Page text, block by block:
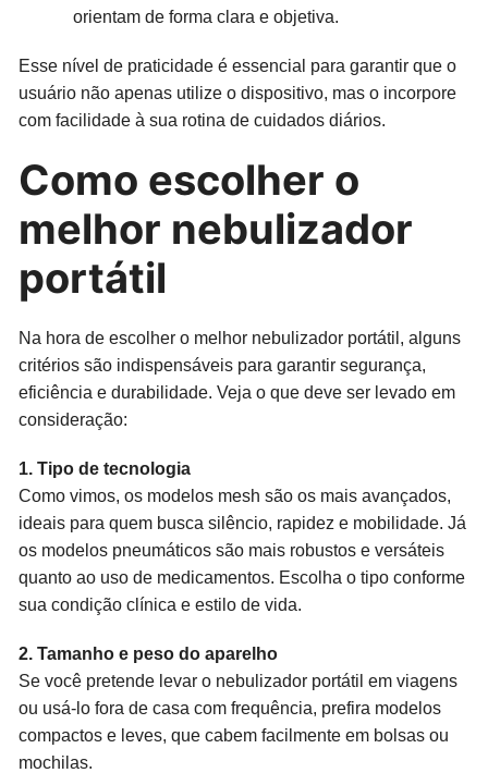
orientam de forma clara e objetiva.
Esse nível de praticidade é essencial para garantir que o
usuário não apenas utilize o dispositivo, mas o incorpore
com facilidade à sua rotina de cuidados diários.
Como escolher o
melhor nebulizador
portátil
Na hora de escolher o melhor nebulizador portátil, alguns
critérios são indispensáveis para garantir segurança,
eficiência e durabilidade. Veja o que deve ser levado em
consideração:
1. Tipo de tecnologia
Como vimos, os modelos mesh são os mais avançados,
ideais para quem busca silêncio, rapidez e mobilidade. Já
os modelos pneumáticos são mais robustos e versáteis
quanto ao uso de medicamentos. Escolha o tipo conforme
sua condição clínica e estilo de vida.
2. Tamanho e peso do aparelho
Se você pretende levar o nebulizador portátil em viagens
ou usá-lo fora de casa com frequência, prefira modelos
compactos e leves, que cabem facilmente em bolsas ou
mochilas.